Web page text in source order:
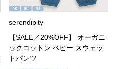
serendipity
【SALE／20%OFF】 オーガニ
ックコットン ベビー スウェッ
トパンツ